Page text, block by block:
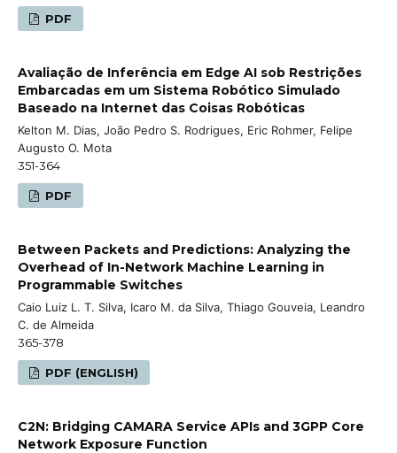
PDF
Avaliação de Inferência em Edge AI sob Restrições
Embarcadas em um Sistema Robótico Simulado
Baseado na Internet das Coisas Robóticas
Kelton M. Dias, João Pedro S. Rodrigues, Eric Rohmer, Felipe
Augusto O. Mota
351-364
PDF
Between Packets and Predictions: Analyzing the
Overhead of In-Network Machine Learning in
Programmable Switches
Caio Luiz L. T. Silva, Icaro M. da Silva, Thiago Gouveia, Leandro
C. de Almeida
365-378
PDF (ENGLISH)
C2N: Bridging CAMARA Service APIs and 3GPP Core
Network Exposure Function